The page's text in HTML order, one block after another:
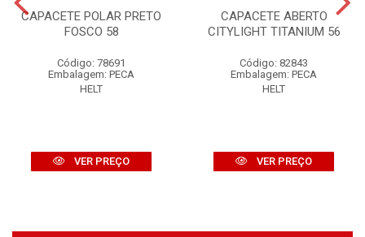
CAPACETE POLAR PRETO
FOSCO 58
Código: 78691
Embalagem: PECA
HELT
VER PREÇO
CAPACETE ABERTO
CITYLIGHT TITANIUM 56
Código: 82843
Embalagem: PECA
HELT
VER PREÇO